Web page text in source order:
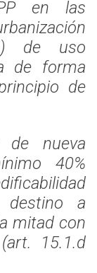
en las
de uso
de forma
de
de nueva
40%
destino a
mitad con
15.1.d